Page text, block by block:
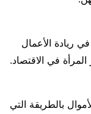
ريادة الأعمال
في الاقتصاد.
بالطريقة التي